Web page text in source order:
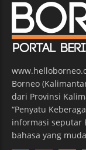
Borneo
dari Provinsi
“Penyatu
informasi seputar
bahasa yang